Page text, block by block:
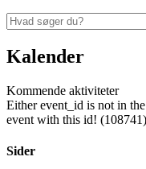
Kalender
Kommende aktiviteter
Either event_id is not in
event with this id! (108741)
Sider